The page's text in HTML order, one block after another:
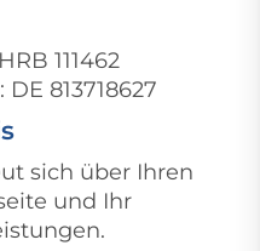
111462
813718627
sich über Ihren
und Ihr